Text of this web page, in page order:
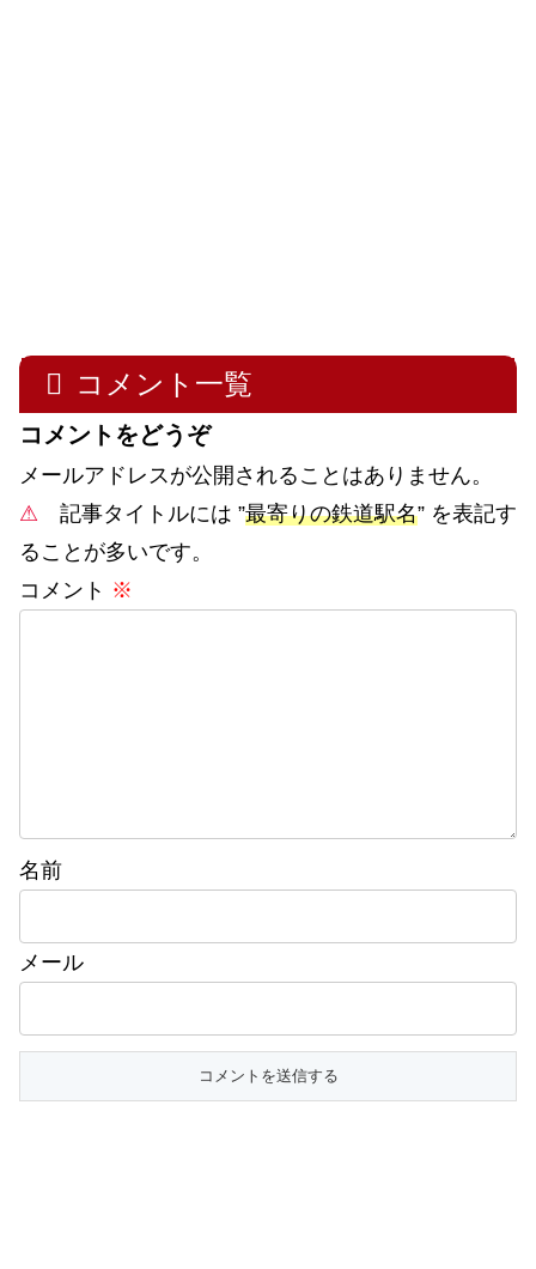
コメント一覧
コメントをどうぞ
メールアドレスが公開されることはありません。
⚠ 記事タイトルには ”最寄りの鉄道駅名” を表記す
ることが多いです。
コメント ※
名前
メール